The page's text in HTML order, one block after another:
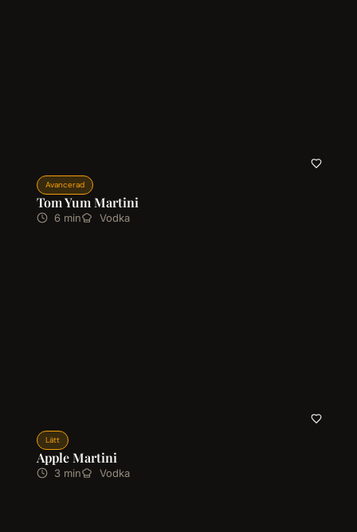
Avancerad
Tom Yum Martini
6 min Vodka
Lätt
Apple Martini
3 min Vodka